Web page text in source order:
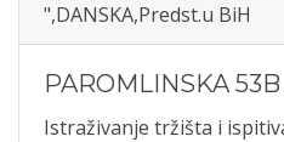
",DANSKA,Predst.u BiH
PAROMLINSKA 53B
Istraživanje tržišta i